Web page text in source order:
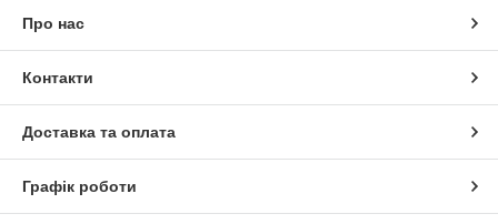
Про нас
Контакти
Доставка та оплата
Графік роботи